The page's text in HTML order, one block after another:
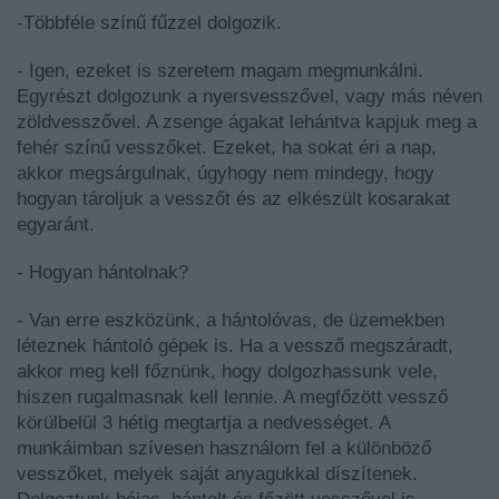
-Többféle színű fűzzel dolgozik.
- Igen, ezeket is szeretem magam megmunkálni.
Egyrészt dolgozunk a nyersvesszővel, vagy más néven
zöldvesszővel. A zsenge ágakat lehántva kapjuk meg a
fehér színű vesszőket. Ezeket, ha sokat éri a nap,
akkor megsárgulnak, úgyhogy nem mindegy, hogy
hogyan tároljuk a vesszőt és az elkészült kosarakat
egyaránt.
- Hogyan hántolnak?
- Van erre eszközünk, a hántolóvas, de üzemekben
léteznek hántoló gépek is. Ha a vessző megszáradt,
akkor meg kell főznünk, hogy dolgozhassunk vele,
hiszen rugalmasnak kell lennie. A megfőzött vessző
körülbelül 3 hétig megtartja a nedvességet. A
munkáimban szívesen használom fel a különböző
vesszőket, melyek saját anyagukkal díszítenek.